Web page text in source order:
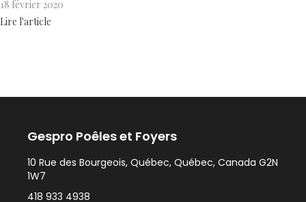
18 février 2020
Lire l'article
Gespro Poêles et Foyers
10 Rue des Bourgeois, Québec, Québec, Canada G2N
1W7
418 933 4938